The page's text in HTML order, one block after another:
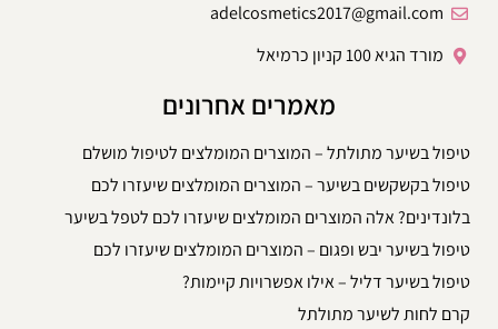
adelcosmetics2017@gmail.com
מורד הגיא 100 קניון כרמיאל
מאמרים אחרונים
טיפול בשיער מתולתל – המוצרים המומלצים לטיפול מושלם
טיפול בקשקשים בשיער – המוצרים המומלצים שיעזרו לכם
בלונדינים? אלה המוצרים המומלצים שיעזרו לכם לטפל בשיער
טיפול בשיער יבש ופגום – המוצרים המומלצים שיעזרו לכם
טיפול בשיער דליל – אילו אפשרויות קיימות?
קרם לחות לשיער מתולתל